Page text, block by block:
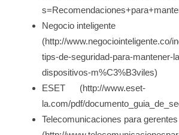
Negocio inteligente
(http://www.negociointeligente.co/
tips-de-seguridad-para-mantener-
dispositivos-m%C3%B3viles)
ESET (http://www.eset-
la.com/pdf/
Telecomunicaciones para gerentes